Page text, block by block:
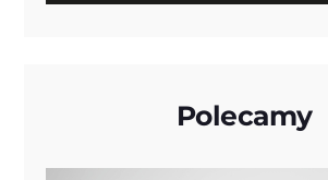
Polecamy